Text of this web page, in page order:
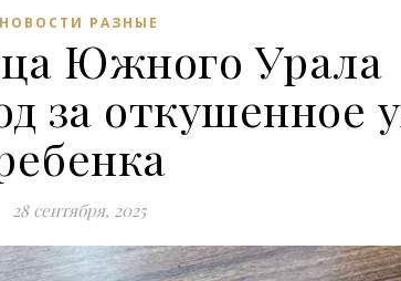
НОВОСТИ РАЗНЫЕ
Южного Урала
за откушенное
28 сентября, 2025